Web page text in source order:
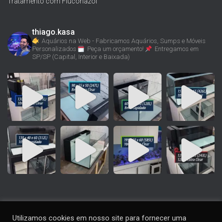
thiago.kasa
Aquários na Web - Fabricamos Aquários, Sumps e Móveis
Personalizados
Peça um orçamento!
Entregamos em
SP/SP (Capital, Interior e Baixada)
Utilizamos cookies em nosso site para fornecer uma